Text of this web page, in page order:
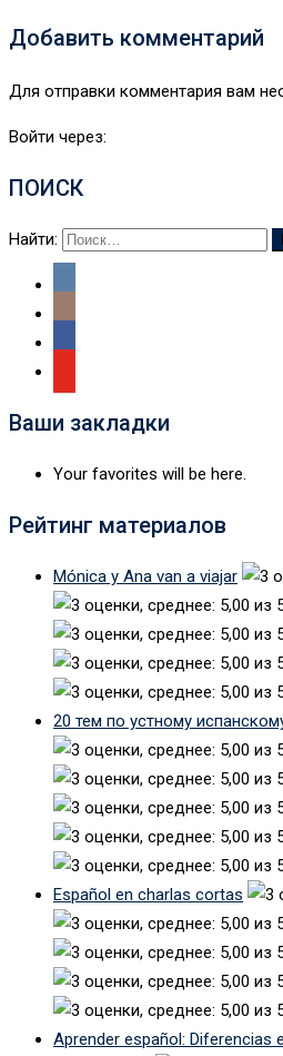
Добавить комментарий
Для отправки комментария вам
Войти через:
ПОИСК
Найти:
Ваши закладки
Your favorites will be here.
Рейтинг материалов
Mónica y Ana van a viajar
20 тем по устному
Español en charlas cortas
Aprender español: Diferencias